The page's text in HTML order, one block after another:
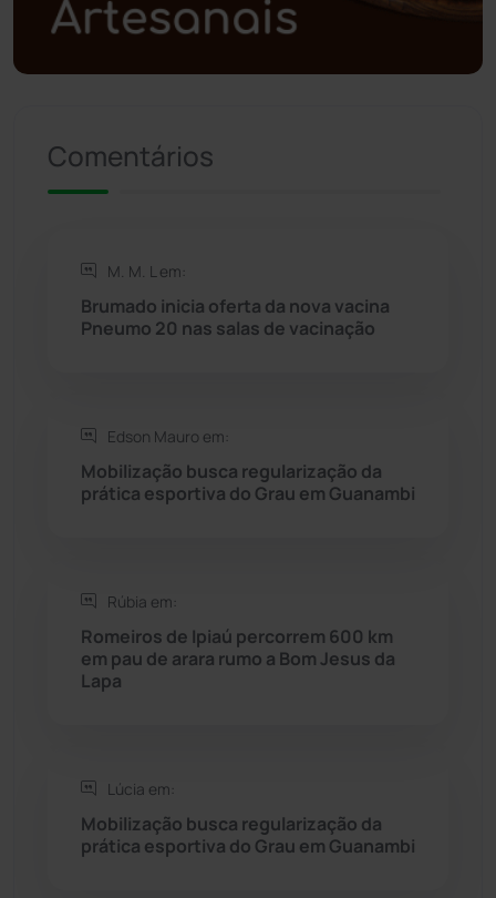
Rio de Contas
Rio do Pires
Sebastião Laranjeiras
Sudoeste Baiano
Tanhaçu (426)
Tecnologia
Urandi (157)
Comentários
M. M. L em:
Brumado inicia oferta da nova vacina
Pneumo 20 nas salas de vacinação
Edson Mauro em:
Mobilização busca regularização da
prática esportiva do Grau em Guanambi
Rúbia em:
Romeiros de Ipiaú percorrem 600 km
em pau de arara rumo a Bom Jesus da
Lapa
Lúcia em:
Mobilização busca regularização da
prática esportiva do Grau em Guanambi